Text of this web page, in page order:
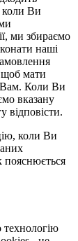
коли Ви
ми збираємо
наші
щоб мати
Вам. Коли Ви
вказану
відповісти.
коли Ви
пояснюється
технологію